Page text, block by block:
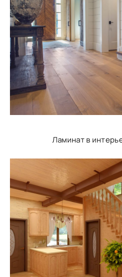
Ламинат в